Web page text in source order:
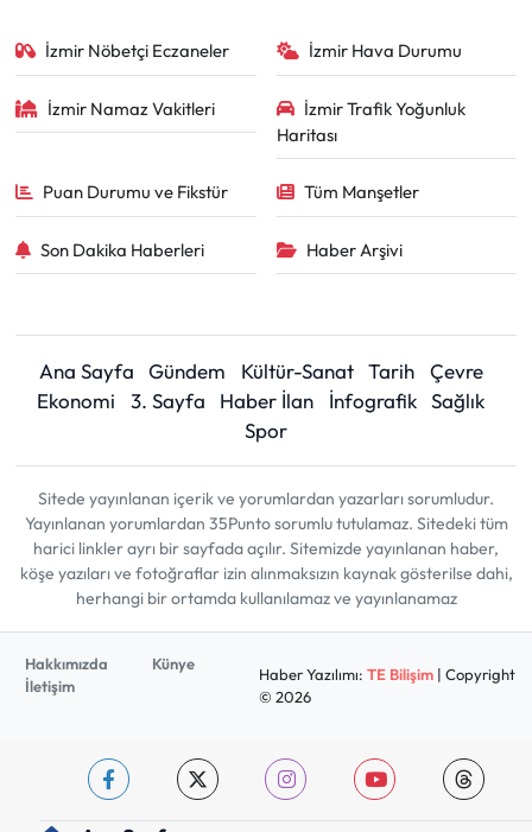
İzmir Nöbetçi Eczaneler İzmir Hava Durumu
İzmir Namaz Vakitleri
İzmir Trafik Yoğunluk
Haritası
Puan Durumu ve Fikstür Tüm Manşetler
Son Dakika Haberleri Haber Arşivi
Ana Sayfa Gündem Kültür-Sanat Tarih
Çevre
Ekonomi
3. Sayfa Haber İlan İnfografik Sağlık
Spor
Sitede yayınlanan içerik ve yorumlardan yazarları sorumludur.
Yayınlanan yorumlardan 35Punto sorumlu tutulamaz. Sitedeki tüm
harici linkler ayrı bir sayfada açılır. Sitemizde yayınlanan haber,
köşe yazıları ve fotoğraflar izin alınmaksızın kaynak gösterilse dahi,
herhangi bir ortamda kullanılamaz ve yayınlanamaz
Hakkımızda
Künye
İletişim
Haber Yazılımı: TE Bilişim| Copyright
© 2026